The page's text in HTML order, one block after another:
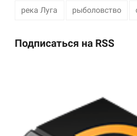
река Луга рыболовство
Подписаться на RSS